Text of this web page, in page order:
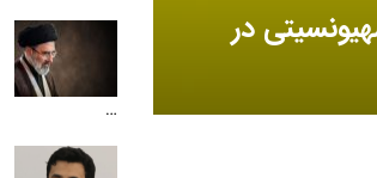
در
…